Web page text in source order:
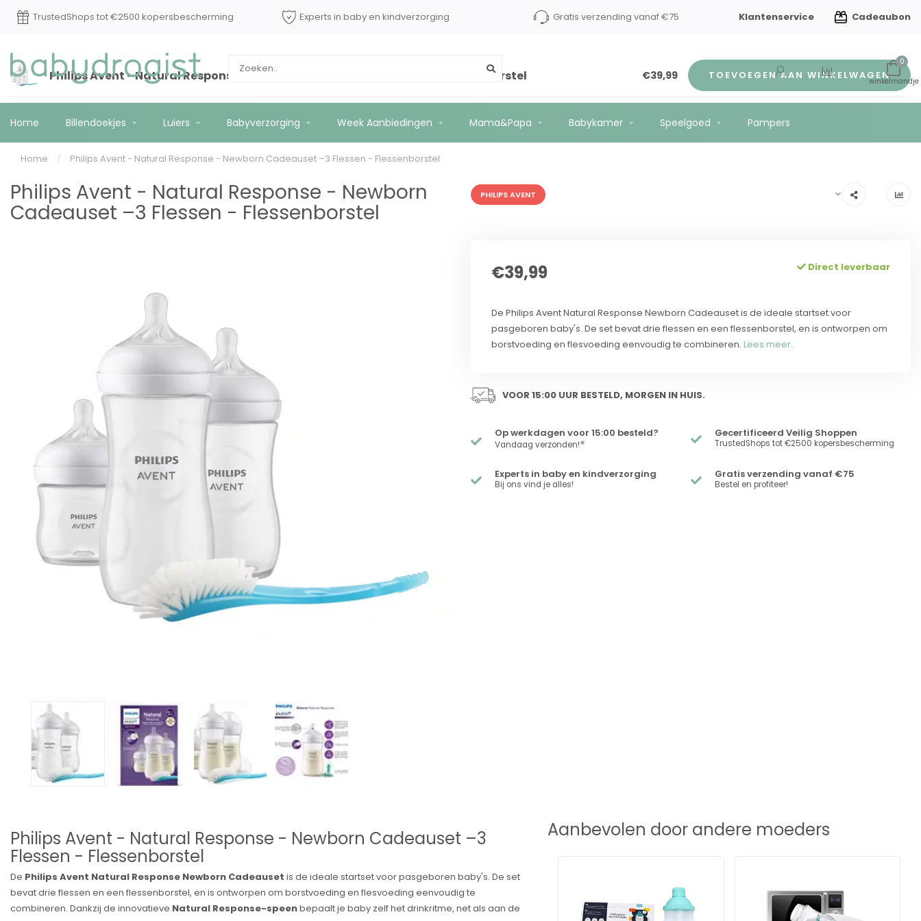
TrustedShops tot €2500 kopersbescherming Experts in baby en kindverzorging Gratis verzending vanaf €75 Klantenservice Cadeaubon
0
Home Billendoekjes Luiers Babyverzorging Week Aanbiedingen Mama&Papa Babykamer Speelgoed Pampers
Home / Philips Avent - Natural Response - Newborn Cadeauset –3 Flessen - Flessenborstel
Philips Avent - Natural Response - Newborn Cadeauset –3 Flessen - Flessenborstel €39,99 TOEVOEGEN AAN WINKELWAGEN
Philips Avent - Natural Response - Newborn
Cadeauset –3 Flessen - Flessenborstel
PHILIPS AVENT
€39,99 Direct leverbaar
De Philips Avent Natural Response Newborn Cadeauset is de ideale startset voor
pasgeboren baby's. De set bevat drie flessen en een flessenborstel, en is ontworpen om
borstvoeding en flesvoeding eenvoudig te combineren. Lees meer..
VOOR 15:00 UUR BESTELD, MORGEN IN HUIS.
Op werkdagen voor 15:00 besteld?
Vandaag verzonden!*
Gecertificeerd Veilig Shoppen
TrustedShops tot €2500 kopersbescherming
Experts in baby en kindverzorging
Bij ons vind je alles!
Gratis verzending vanaf €75
Bestel en profiteer!
Philips Avent - Natural Response - Newborn Cadeauset –3
Flessen - Flessenborstel
De Philips Avent Natural Response Newborn Cadeauset is de ideale startset voor pasgeboren baby's. De set
bevat drie flessen en een flessenborstel, en is ontworpen om borstvoeding en flesvoeding eenvoudig te
combineren. Dankzij de innovatieve Natural Response-speenbepaalt je baby zelf het drinkritme, net als aan de
Aanbevolen door andere moeders